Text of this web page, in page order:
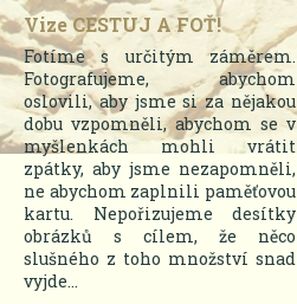
Vize CESTUJ A FOŤ!
Fotíme s určitým záměrem.
Fotografujeme, abychom
oslovili, aby jsme si za nějakou
dobu vzpomněli, abychom se v
myšlenkách mohli vrátit
zpátky, aby jsme nezapomněli,
ne abychom zaplnili paměťovou
kartu. Nepořizujeme desítky
obrázků s cílem, že něco
slušného z toho množství snad
vyjde...